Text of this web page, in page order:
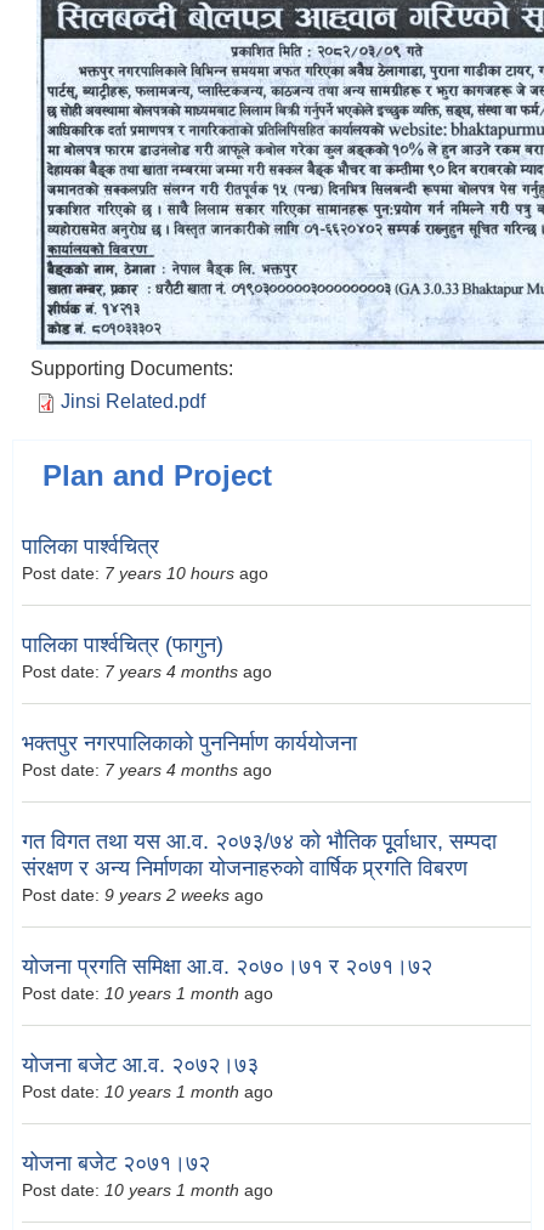
Supporting Documents:
Jinsi Related.pdf
Plan and Project
पालिका पार्श्वचित्र
Post date: 7 years 10 hours ago
पालिका पार्श्वचित्र (फागुन)
Post date: 7 years 4 months ago
भक्तपुर नगरपालिकाको पुननिर्माण कार्ययोजना
Post date: 7 years 4 months ago
गत विगत तथा यस आ.व. २०७३/७४ को भौतिक पूूर्वाधार, सम्पदा
संरक्षण र अन्य निर्माणका योजनाहरुको वार्षिक प्र्रगति विबरण
Post date: 9 years 2 weeks ago
योजना प्रगति समिक्षा आ.व. २०७०।७१ र २०७१।७२
Post date: 10 years 1 month ago
योजना बजेट आ.व. २०७२।७३
Post date: 10 years 1 month ago
योजना बजेट २०७१।७२
Post date: 10 years 1 month ago